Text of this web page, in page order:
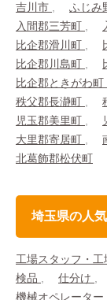
吉川市
ふじみ
入間郡三芳町
比企郡滑川町
比企郡川島町
比企郡ときがわ町
秩父郡長瀞町
児玉郡美里町
大里郡寄居町
北葛飾郡松伏町
埼玉県の人
工場スタッフ・工
検品
仕分け
機械オペレータ